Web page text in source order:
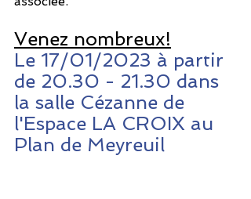
Venez nombreux!
Le 17/01/2023 à partir
de 20.30 - 21.30 dans
la salle Cézanne de
l'Espace LA CROIX au
Plan de Meyreuil